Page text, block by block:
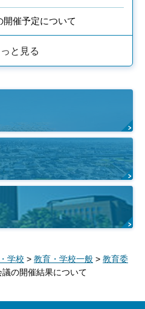
催予定について
っと見る
学校 > 教育・学校一般 > 教育委
の開催結果について